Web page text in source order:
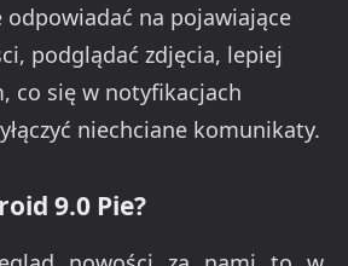
odpowiadać na pojawiające
podglądać zdjęcia, lepiej
co się w notyfikacjach
niechciane komunikaty.
9.0 Pie?